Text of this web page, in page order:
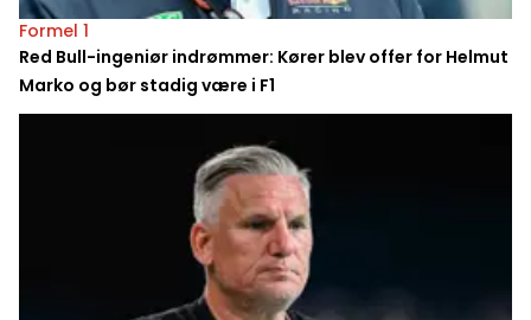
Formel 1
Red Bull-ingeniør indrømmer: Kører blev offer for Helmut
Marko og bør stadig være i F1